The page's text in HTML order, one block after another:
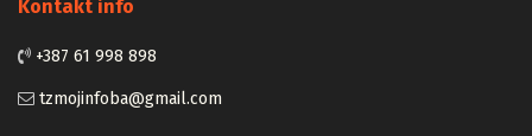
Kontakt info
+387 61 998 898
tzmojinfoba@gmail.com